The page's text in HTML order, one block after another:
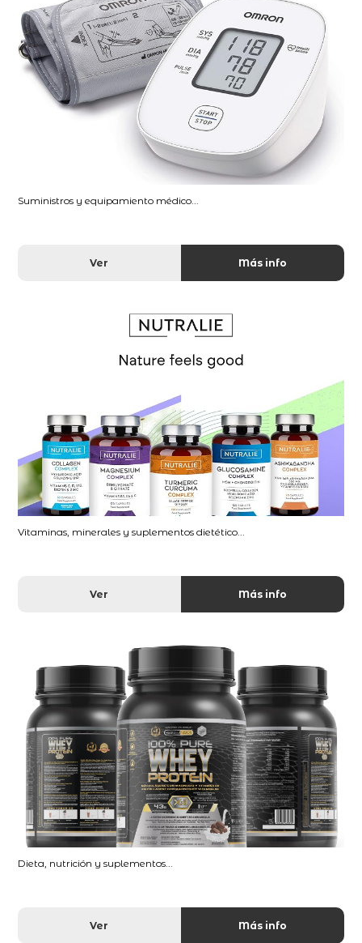
Suministros y equipamiento médico...
Ver Más info
Vitaminas, minerales y suplementos dietético...
Ver Más info
Dieta, nutrición y suplementos...
Ver Más info